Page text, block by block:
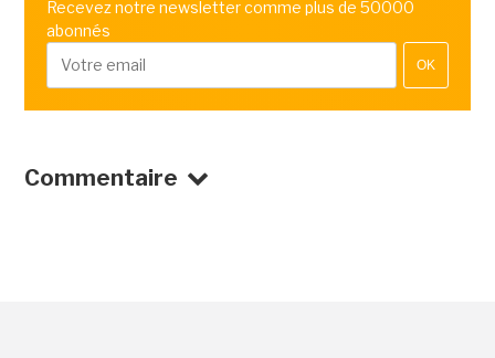
Recevez notre newsletter comme plus de 50000
abonnés
OK
Commentaire